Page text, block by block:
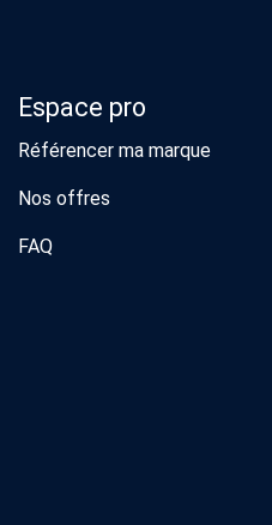
Espace pro
Référencer ma marque
Nos offres
FAQ